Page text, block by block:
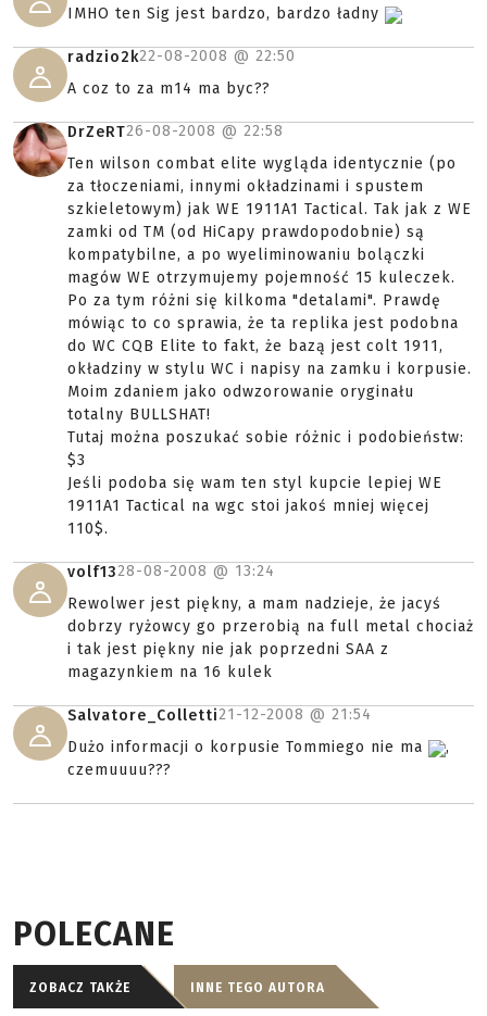
IMHO ten Sig jest bardzo, bardzo ładny
radzio2k22-08-2008 @ 22:50
A coz to za m14 ma byc??
DrZeRT26-08-2008 @ 22:58
Ten wilson combat elite wygląda identycznie (po
za tłoczeniami, innymi okładzinami i spustem
szkieletowym) jak WE 1911A1 Tactical. Tak jak z WE
zamki od TM (od HiCapy prawdopodobnie) są
kompatybilne, a po wyeliminowaniu bolączki
magów WE otrzymujemy pojemność 15 kuleczek.
Po za tym różni się kilkoma "detalami". Prawdę
mówiąc to co sprawia, że ta replika jest podobna
do WC CQB Elite to fakt, że bazą jest colt 1911,
okładziny w stylu WC i napisy na zamku i korpusie.
Moim zdaniem jako odwzorowanie oryginału
totalny BULLSHAT!
Tutaj można poszukać sobie różnic i podobieństw:
$3
Jeśli podoba się wam ten styl kupcie lepiej WE
1911A1 Tactical na wgc stoi jakoś mniej więcej
110$.
volf1328-08-2008 @ 13:24
Rewolwer jest piękny, a mam nadzieje, że jacyś
dobrzy ryżowcy go przerobią na full metal chociaż
i tak jest piękny nie jak poprzedni SAA z
magazynkiem na 16 kulek
Salvatore_Colletti21-12-2008 @ 21:54
Dużo informacji o korpusie Tommiego nie ma
,
czemuuuu???
POLECANE
ZOBACZ TAKŻE INNE TEGO AUTORA